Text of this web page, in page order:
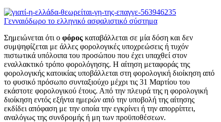
Γενναιόδωρο το ελληνικό ασφαλιστικό σύστημα
Σημειώνεται ότι ο φόρος καταβάλλεται σε μία δόση και δεν
συμψηφίζεται με άλλες φορολογικές υποχρεώσεις ή τυχόν
πιστωτικά υπόλοιπα του προσώπου που έχει υπαχθεί στον
εναλλακτικό τρόπο φορολόγησης. Η αίτηση μεταφοράς της
φορολογικής κατοικίας υποβάλλεται στη φορολογική διοίκηση από
το φυσικό πρόσωπο συνταξιούχο μέχρι τις 31 Μαρτίου του
εκάστοτε φορολογικού έτους. Από την πλευρά της η φορολογική
διοίκηση εντός εξήντα ημερών από την υποβολή της αίτησης
εκδίδει απόφαση με την οποία την εγκρίνει ή την απορρίπτει,
αναλόγως της συνδρομής ή μη των προϋποθέσεων.